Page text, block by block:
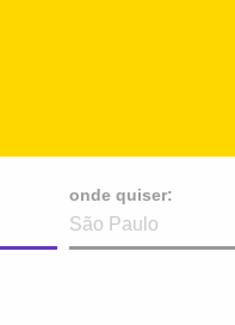
onde quiser: